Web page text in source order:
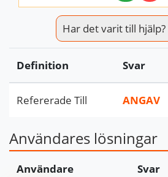
Har det varit till hjälp?
Definition Svar
Refererade Till ANGAV
Användares lösningar
Användare Svar